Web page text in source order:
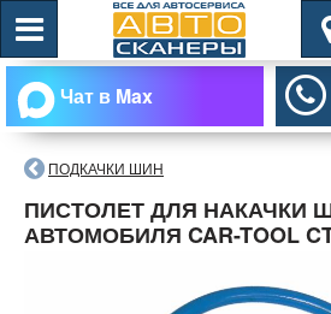
Чат в Max
ПОДКАЧКИ ШИН
ПИСТОЛЕТ ДЛЯ НАКАЧКИ
АВТОМОБИЛЯ CAR-TOOL